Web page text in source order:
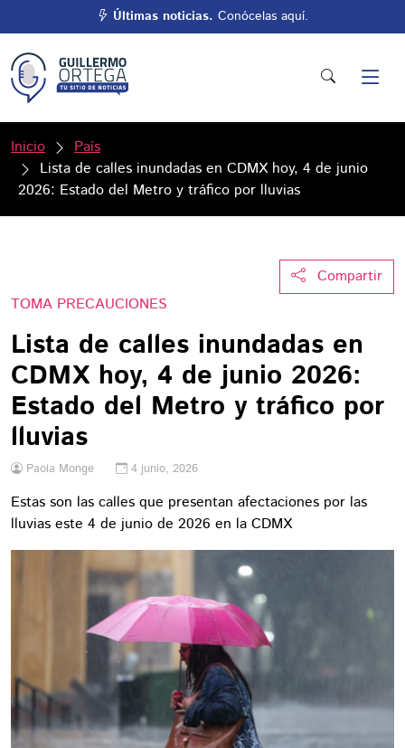
Últimas noticias. Conócelas aquí.
Inicio
País
Lista de calles inundadas en CDMX hoy, 4 de junio
2026: Estado del Metro y tráfico por lluvias
Compartir
TOMA PRECAUCIONES
Lista de calles inundadas en
CDMX hoy, 4 de junio 2026:
Estado del Metro y tráfico por
lluvias
Paola Monge 4 junio, 2026
Estas son las calles que presentan afectaciones por las
lluvias este 4 de junio de 2026 en la CDMX